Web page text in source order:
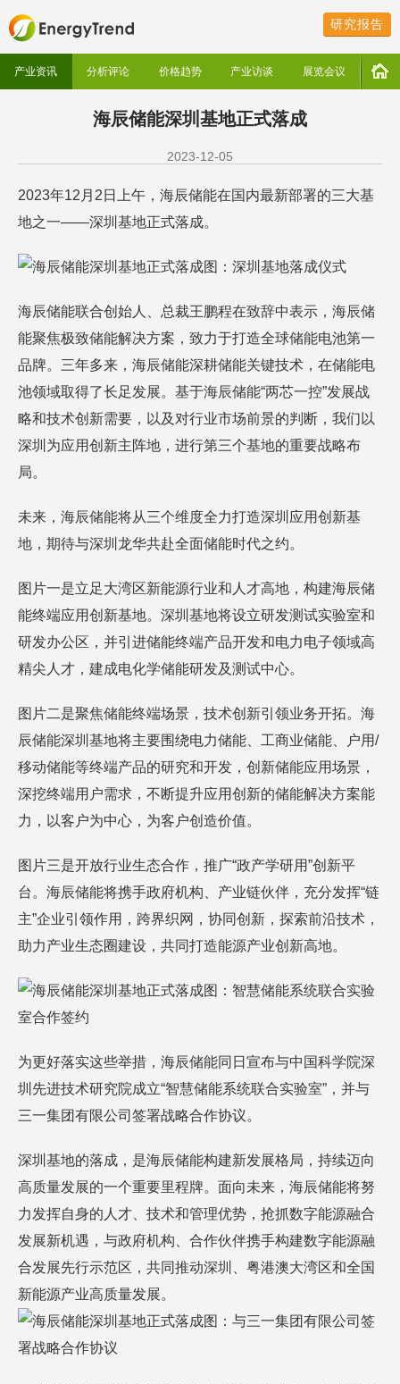
研究报告
产业资讯 分析评论 价格趋势 产业访谈 展览会议
海辰储能深圳基地正式落成
2023-12-05
2023年12月2日上午，海辰储能在国内最新部署的三大基
地之一——深圳基地正式落成。
图：深圳基地落成仪式
海辰储能联合创始人、总裁王鹏程在致辞中表示，海辰储
能聚焦极致储能解决方案，致力于打造全球储能电池第一
品牌。三年多来，海辰储能深耕储能关键技术，在储能电
池领域取得了长足发展。基于海辰储能“两芯一控”发展战
略和技术创新需要，以及对行业市场前景的判断，我们以
深圳为应用创新主阵地，进行第三个基地的重要战略布
局。
未来，海辰储能将从三个维度全力打造深圳应用创新基
地，期待与深圳龙华共赴全面储能时代之约。
图片一是立足大湾区新能源行业和人才高地，构建海辰储
能终端应用创新基地。深圳基地将设立研发测试实验室和
研发办公区，并引进储能终端产品开发和电力电子领域高
精尖人才，建成电化学储能研发及测试中心。
图片二是聚焦储能终端场景，技术创新引领业务开拓。海
辰储能深圳基地将主要围绕电力储能、工商业储能、户用/
移动储能等终端产品的研究和开发，创新储能应用场景，
深挖终端用户需求，不断提升应用创新的储能解决方案能
力，以客户为中心，为客户创造价值。
图片三是开放行业生态合作，推广“政产学研用”创新平
台。海辰储能将携手政府机构、产业链伙伴，充分发挥“链
主”企业引领作用，跨界织网，协同创新，探索前沿技术，
助力产业生态圈建设，共同打造能源产业创新高地。
图：智慧储能系统联合实验
室合作签约
为更好落实这些举措，海辰储能同日宣布与中国科学院深
圳先进技术研究院成立“智慧储能系统联合实验室”，并与
三一集团有限公司签署战略合作协议。
深圳基地的落成，是海辰储能构建新发展格局，持续迈向
高质量发展的一个重要里程牌。面向未来，海辰储能将努
力发挥自身的人才、技术和管理优势，抢抓数字能源融合
发展新机遇，与政府机构、合作伙伴携手构建数字能源融
合发展先行示范区，共同推动深圳、粤港澳大湾区和全国
新能源产业高质量发展。
图：与三一集团有限公司签
署战略合作协议